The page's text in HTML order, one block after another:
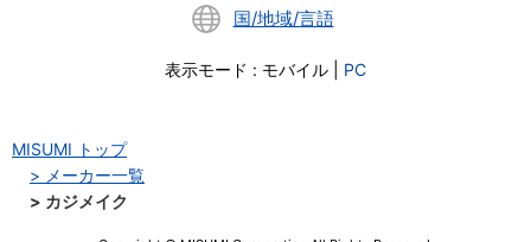
国/地域/言語
表示モード : モバイル PC
MISUMI トップ
メーカー一覧
カジメイク